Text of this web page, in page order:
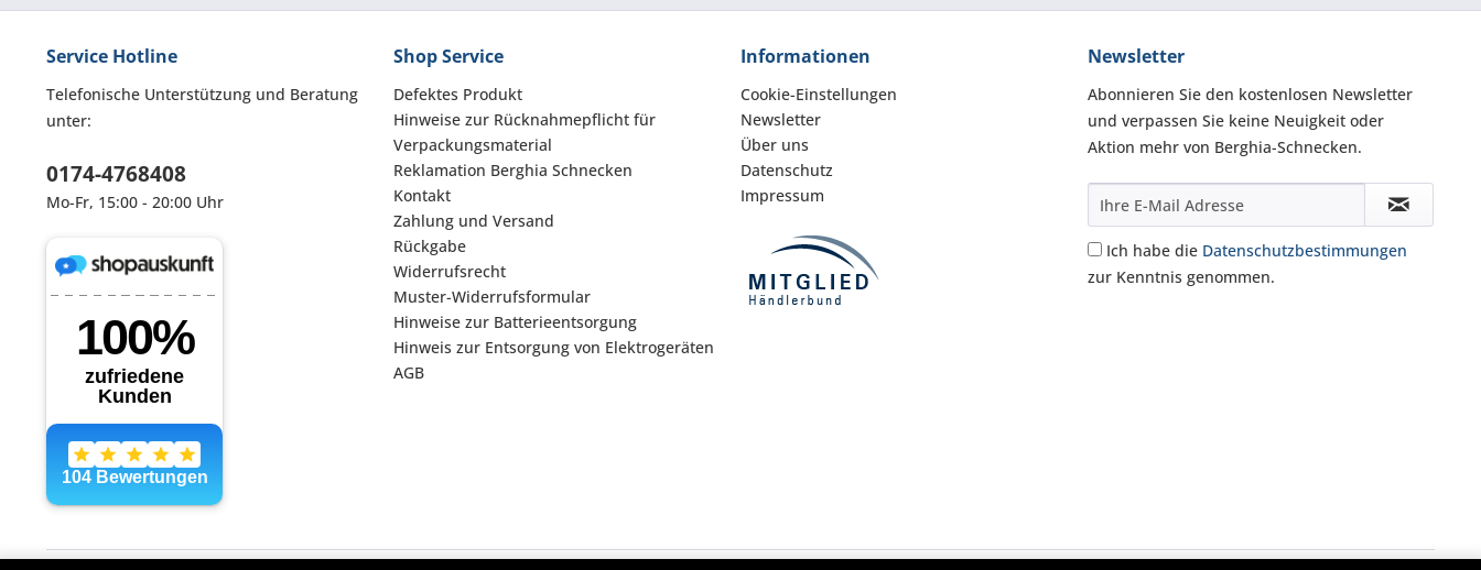
Service Hotline
Telefonische Unterstützung und Beratung
unter:
0174-4768408
Mo-Fr, 15:00 - 20:00 Uhr
Shop Service
Defektes Produkt
Hinweise zur Rücknahmepflicht für
Verpackungsmaterial
Reklamation Berghia Schnecken
Kontakt
Zahlung und Versand
Rückgabe
Widerrufsrecht
Muster-Widerrufsformular
Hinweise zur Batterieentsorgung
Hinweis zur Entsorgung von Elektrogeräten
AGB
Informationen
Cookie-Einstellungen
Newsletter
Über uns
Datenschutz
Impressum
Newsletter
Abonnieren Sie den kostenlosen Newsletter
und verpassen Sie keine Neuigkeit oder
Aktion mehr von Berghia-Schnecken.
Ich habe die Datenschutzbestimmungen
zur Kenntnis genommen.